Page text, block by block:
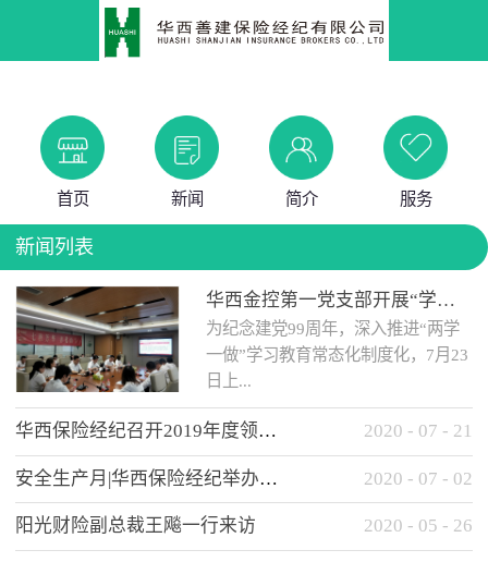
首页 新闻 简介 服务
新闻列表
华西金控第一党支部开展“学党史 知党情 做合格党员”主题教育工作会
为纪念建党99周年，深入推进“两学
一做”学习教育常态化制度化，7月23
日上...
午，华西金控第一党支部举办了“学
党史、知党情、...
华西保险经纪召开2019年度领导班子述职考核工作会 2020 - 07 - 21
安全生产月|华西保险经纪举办应急消防安全知识培训 2020 - 07 - 02
阳光财险副总裁王飚一行来访 2020 - 05 - 26